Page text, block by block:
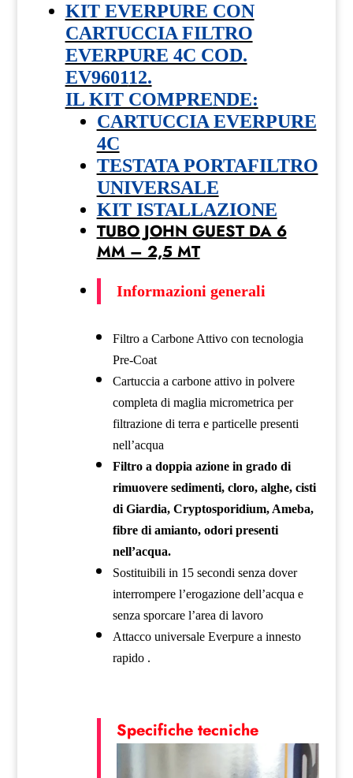
TESTATA
RACCORDI
quantità
KIT EVERPURE CON
CARTUCCIA FILTRO
EVERPURE 4C COD.
EV960112.
IL KIT COMPRENDE:
CARTUCCIA EVERPURE
4C
TESTATA PORTAFILTRO
UNIVERSALE
KIT ISTALLAZIONE
TUBO JOHN GUEST DA 6
MM – 2,5 MT
Informazioni generali
Filtro a Carbone Attivo con tecnologia
Pre-Coat
Cartuccia a carbone attivo in polvere
completa di maglia micrometrica per
filtrazione di terra e particelle presenti
nell’acqua
Filtro a doppia azione in grado di
rimuovere sedimenti, cloro, alghe, cisti
di Giardia, Cryptosporidium, Ameba,
fibre di amianto, odori presenti
nell’acqua.
Sostituibili in 15 secondi senza dover
interrompere l’erogazione dell’acqua e
senza sporcare l’area di lavoro
Attacco universale Everpure a innesto
rapido .
Specifiche tecniche